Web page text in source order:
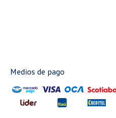
Medios de pago